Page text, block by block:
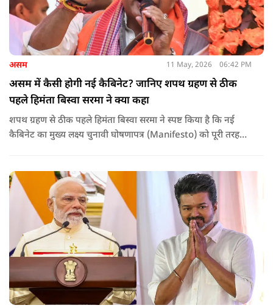
असम 11 May, 2026 06:42 PM
असम में कैसी होगी नई कैबिनेट? जानिए शपथ ग्रहण से ठीक
पहले हिमंता बिस्वा सरमा ने क्या कहा
शपथ ग्रहण से ठीक पहले हिमंता बिस्वा सरमा ने स्पष्ट किया है कि नई
कैबिनेट का मुख्य लक्ष्य चुनावी घोषणापत्र (Manifesto) को पूरी तरह